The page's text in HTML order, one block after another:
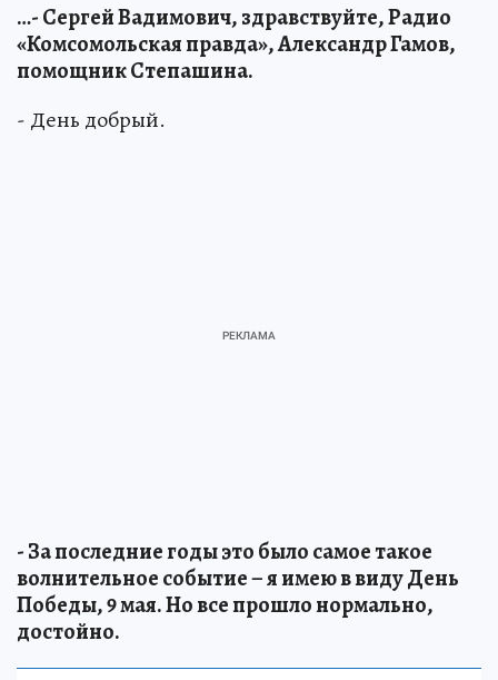
…- Сергей Вадимович, здравствуйте, Радио
«Комсомольская правда», Александр Гамов,
помощник Степашина.
- День добрый.
- За последние годы это было самое такое
волнительное событие – я имею в виду День
Победы, 9 мая. Но все прошло нормально,
достойно.